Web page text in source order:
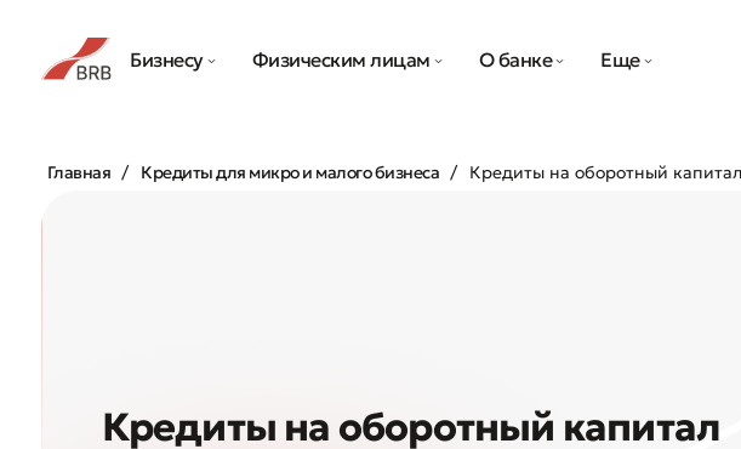
Бизнесу Физическим лицам О банке Еще
Главная Кредиты для микро и малого бизнеса Кредиты на оборотный капитал
Кредиты на оборотный капитал